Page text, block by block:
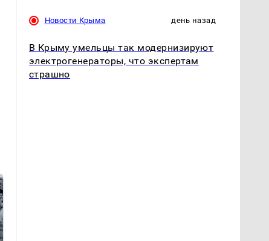
Новости Крыма день назад
В Крыму умельцы так модернизируют
электрогенераторы, что экспертам
страшно